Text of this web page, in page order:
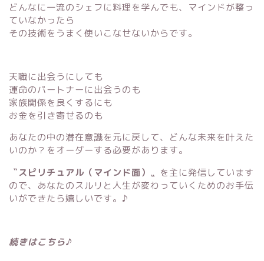
どんなに一流のシェフに料理を学んでも、マインドが整っ
ていなかったら
その技術をうまく使いこなせないからです。
天職に出会うにしても
運命のパートナーに出会うのも
家族関係を良くするにも
お金を引き寄せるのも
あなたの中の潜在意識を元に戻して、どんな未来を叶えた
いのか？をオーダーする必要があります。
〝スピリチュアル（マインド面）〟 を主に発信しています
ので、あなたのスルリと人生が変わっていくためのお手伝
いができたら嬉しいです。♪
続きはこちら♪